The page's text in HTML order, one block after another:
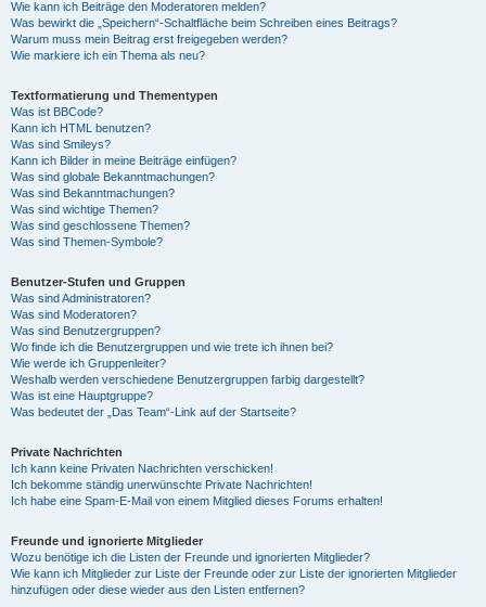
Wie kann ich Beiträge den Moderatoren melden?
Was bewirkt die „Speichern“-Schaltfläche beim Schreiben eines Beitrags?
Warum muss mein Beitrag erst freigegeben werden?
Wie markiere ich ein Thema als neu?
Textformatierung und Thementypen
Was ist BBCode?
Kann ich HTML benutzen?
Was sind Smileys?
Kann ich Bilder in meine Beiträge einfügen?
Was sind globale Bekanntmachungen?
Was sind Bekanntmachungen?
Was sind wichtige Themen?
Was sind geschlossene Themen?
Was sind Themen-Symbole?
Benutzer-Stufen und Gruppen
Was sind Administratoren?
Was sind Moderatoren?
Was sind Benutzergruppen?
Wo finde ich die Benutzergruppen und wie trete ich ihnen bei?
Wie werde ich Gruppenleiter?
Weshalb werden verschiedene Benutzergruppen farbig dargestellt?
Was ist eine Hauptgruppe?
Was bedeutet der „Das Team“-Link auf der Startseite?
Private Nachrichten
Ich kann keine Privaten Nachrichten verschicken!
Ich bekomme ständig unerwünschte Private Nachrichten!
Ich habe eine Spam-E-Mail von einem Mitglied dieses Forums erhalten!
Freunde und ignorierte Mitglieder
Wozu benötige ich die Listen der Freunde und ignorierten Mitglieder?
Wie kann ich Mitglieder zur Liste der Freunde oder zur Liste der ignorierten Mitglieder
hinzufügen oder diese wieder aus den Listen entfernen?